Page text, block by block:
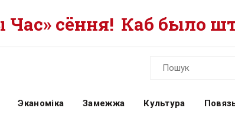
сёння! Каб было
Эканоміка Замежжа Культура